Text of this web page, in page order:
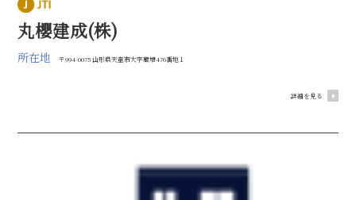
丸櫻建成(株)
所在地 〒994-0075 山形県天童市大字蔵増476番地１
詳細を見る